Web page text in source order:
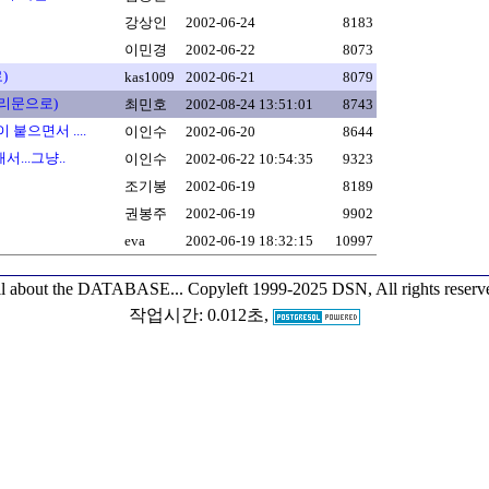
강상인
2002-06-24
8183
이민경
2002-06-22
8073
)
kas1009 2002-06-21
8079
문으로)
최민호 2002-08-24 13:51:01
8743
붙으면서 ....
이인수 2002-06-20
8644
서...그냥..
이인수 2002-06-22 10:54:35
9323
조기봉
2002-06-19
8189
권봉주
2002-06-19
9902
eva
2002-06-19 18:32:15 10997
about the DATABASE... Copyleft 1999-2025 DSN, All rights
작업시간: 0.012초,